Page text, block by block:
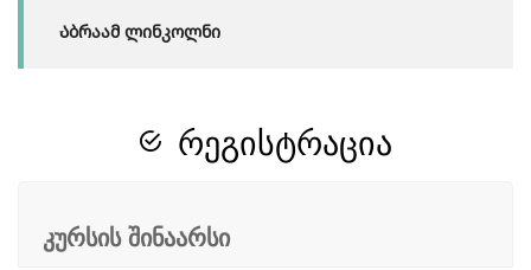
Აბრაამ ლინკოლნი
რეგისტრაცია
კურსის შინაარსი